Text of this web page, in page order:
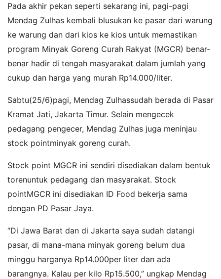
Pada akhir pekan seperti sekarang ini, pagi-pagi
Mendag Zulhas kembali blusukan ke pasar dari warung
ke warung dan dari kios ke kios untuk memastikan
program Minyak Goreng Curah Rakyat (MGCR) benar-
benar hadir di tengah masyarakat dalam jumlah yang
cukup dan harga yang murah Rp14.000/liter.
Sabtu(25/6)pagi, Mendag Zulhassudah berada di Pasar
Kramat Jati, Jakarta Timur. Selain mengecek
pedagang pengecer, Mendag Zulhas juga meninjau
stock pointminyak goreng curah.
Stock point MGCR ini sendiri disediakan dalam bentuk
torenuntuk pedagang dan masyarakat. Stock
pointMGCR ini disediakan ID Food bekerja sama
dengan PD Pasar Jaya.
“Di Jawa Barat dan di Jakarta saya sudah datangi
pasar, di mana-mana minyak goreng belum dua
minggu harganya Rp14.000per liter dan ada
barangnya. Kalau per kilo Rp15.500,” ungkap Mendag